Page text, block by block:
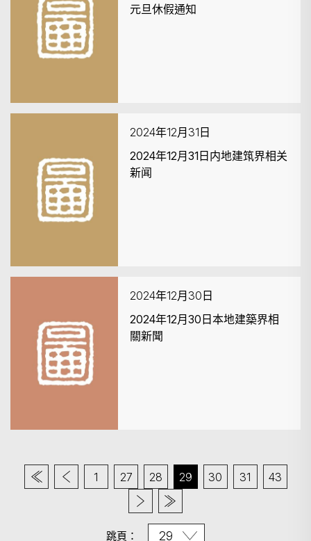
元旦休假通知
2024年12月31日
2024年12月31日内地建筑界相关
新闻
2024年12月30日
2024年12月30日本地建築界相
關新聞
1 27 28 29 30 31 43
跳頁：